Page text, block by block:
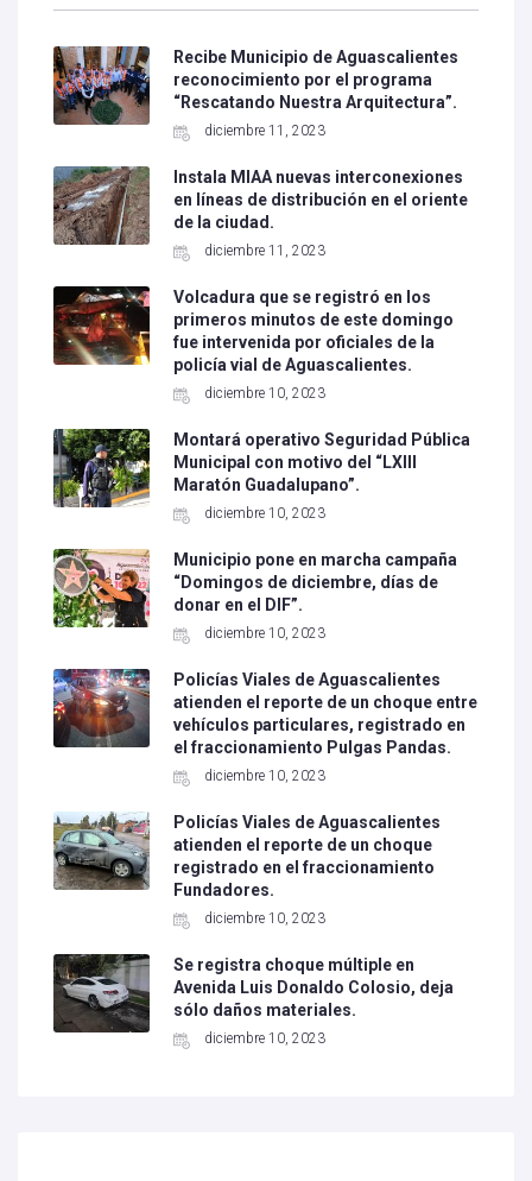
Recibe Municipio de Aguascalientes
reconocimiento por el programa
“Rescatando Nuestra Arquitectura”.
diciembre 11, 2023
Instala MIAA nuevas interconexiones
en líneas de distribución en el oriente
de la ciudad.
diciembre 11, 2023
Volcadura que se registró en los
primeros minutos de este domingo
fue intervenida por oficiales de la
policía vial de Aguascalientes.
diciembre 10, 2023
Montará operativo Seguridad Pública
Municipal con motivo del “LXIII
Maratón Guadalupano”.
diciembre 10, 2023
Municipio pone en marcha campaña
“Domingos de diciembre, días de
donar en el DIF”.
diciembre 10, 2023
Policías Viales de Aguascalientes
atienden el reporte de un choque entre
vehículos particulares, registrado en
el fraccionamiento Pulgas Pandas.
diciembre 10, 2023
Policías Viales de Aguascalientes
atienden el reporte de un choque
registrado en el fraccionamiento
Fundadores.
diciembre 10, 2023
Se registra choque múltiple en
Avenida Luis Donaldo Colosio, deja
sólo daños materiales.
diciembre 10, 2023